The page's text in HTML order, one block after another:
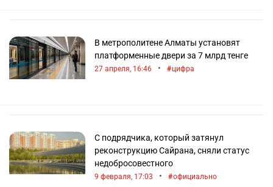
В метрополитене Алматы установят
платформенные двери за 7 млрд тенге
27 апреля, 16:46 • цифра
С подрядчика, который затянул
реконструкцию Сайрана, сняли статус
недобросовестного
9 февраля, 17:03 • официально